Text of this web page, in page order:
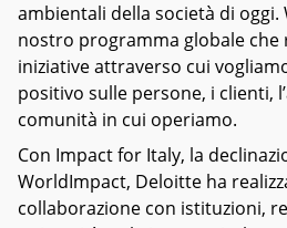
ambientali della società di oggi.
nostro programma globale che
iniziative attraverso cui
positivo sulle persone, i clienti,
comunità in cui operiamo.
Con Impact for Italy, la
WorldImpact, Deloitte ha
collaborazione con istituzioni,